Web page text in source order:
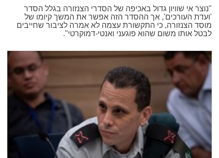
"נוצר אי שוויון גדול באכיפה של הסדרי הצנזורה בגלל הסדר
'ועדת העורכים', אך ההסדר הזה אפשר את המשך קיומו של
מוסד הצנזורה, כי התקשורת עצמה לא אמרה לציבור שחייבים
לבטל אותו משום שהוא פוגעני ואנטי-דמוקרטי".